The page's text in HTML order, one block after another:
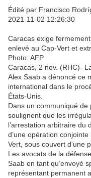
Édité par Francisco
2021-11-02 12:26:30
Caracas exige
enlevé au Cap-Vert et
Photo: AFP
Caracas, 2 nov. (RHC)-
Alex Saab a dénoncé ce
international dans le
États-Unis.
Dans un communiqué de
soulignent que les
l’arrestation arbitraire du
d’une opération
Vert, sous couvert d'une
Les avocats de la
Saab en tant qu’envoyé
représentant permanent